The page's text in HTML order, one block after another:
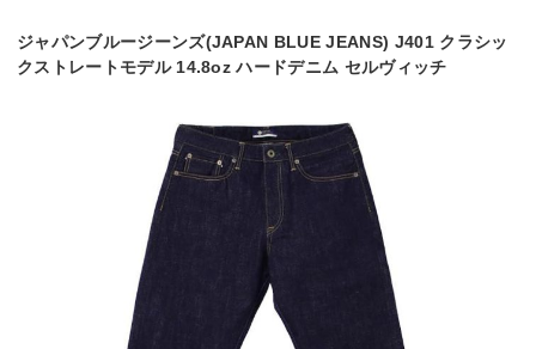
ジャパンブルージーンズ(JAPAN BLUE JEANS) J401 クラシッ
クストレートモデル 14.8oz ハードデニム セルヴィッチ